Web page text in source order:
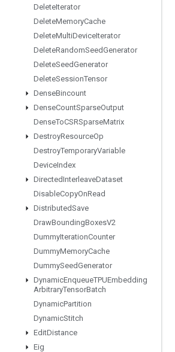
DeleteIterator
DeleteMemoryCache
DeleteMultiDeviceIterator
DeleteRandomSeedGenerator
DeleteSeedGenerator
DeleteSessionTensor
DenseBincount
DenseCountSparseOutput
DenseToCSRSparseMatrix
DestroyResourceOp
DestroyTemporaryVariable
DeviceIndex
DirectedInterleaveDataset
DisableCopyOnRead
DistributedSave
DrawBoundingBoxesV2
DummyIterationCounter
DummyMemoryCache
DummySeedGenerator
DynamicEnqueueTPUEmbedding
ArbitraryTensorBatch
DynamicPartition
DynamicStitch
EditDistance
Eig